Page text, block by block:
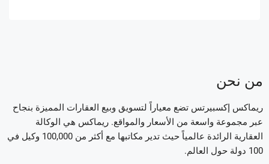
من نحن
ريماكس إكسبيرتس تضع معياراً لتسويق وبيع العقارات المميزة بنجاح
عبر مجموعة واسعة من الأسعار والمواقع. ريماكس هي الوكالة
العقارية الرائدة عالمياً حيث تدير مكاتبها مع أكثر من 100,000 وكيل في
100 دولة حول العالم.